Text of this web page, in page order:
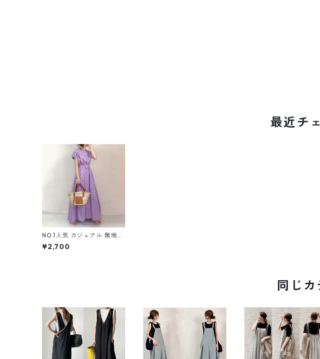
最近チ
NO.1人気 カジュアル 無地
ラウンドネック 半袖 ワンピ
ース m-724
¥2,700
同じ